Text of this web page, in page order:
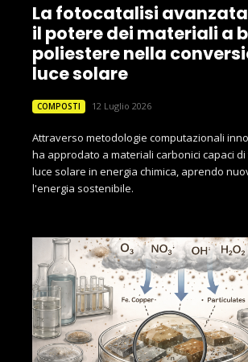
La fotocatalisi
il potere dei materiali a
poliestere nella
luce solare
COMPOSTI 12 Luglio 2026
Attraverso metodologie computazionali
ha approdato a materiali carbonici capaci
luce solare in energia chimica, aprendo
l'energia sostenibile.